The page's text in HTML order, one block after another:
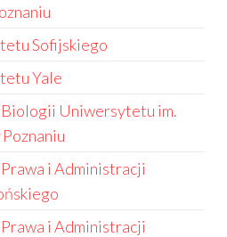
Sofijskiego
Yale
Uniwersytetu im.
i Administracji
i Administracji